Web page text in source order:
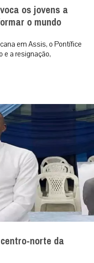
os jovens a
o mundo
em Assis, o Pontífice
e a resignação,
norte da